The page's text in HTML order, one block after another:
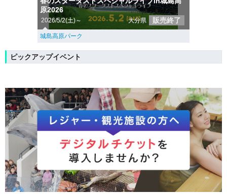
原2026
2026/5/2(土)～ 大分県 販売終了
城島高原パーク
ピックアップイベント